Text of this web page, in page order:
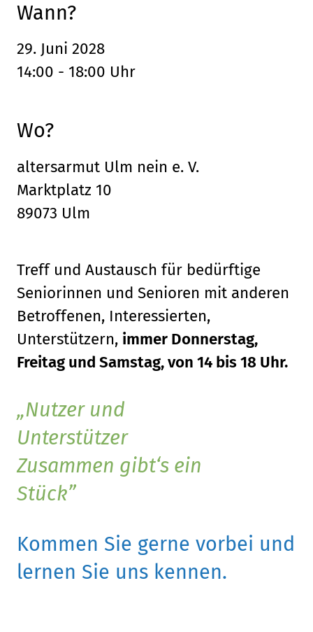
Wann?
29. Juni 2028
14:00 - 18:00 Uhr
Wo?
altersarmut Ulm nein e. V.
Marktplatz 10
89073 Ulm
Treff und Austausch für bedürftige
Seniorinnen und Senioren mit anderen
Betroffenen, Interessierten,
Unterstützern, immer Donnerstag,
Freitag und Samstag, von 14 bis 18 Uhr.
Nutzer und
Unterstützer
Zusammen gibt‘s ein
Stück
Kommen Sie gerne vorbei und
lernen Sie uns kennen.